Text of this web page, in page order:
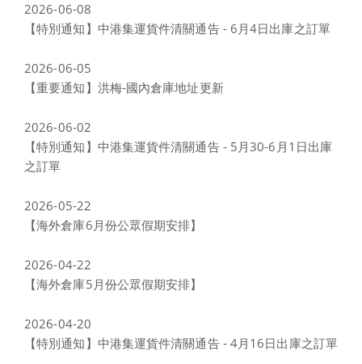
2026-06-08
【特別通知】中港集運貨件清關通告 - 6月4日出庫之訂單
2026-06-05
【重要通知】洪梅-國內倉庫地址更新
2026-06-02
【特別通知】中港集運貨件清關通告 - 5月30-6月1日出庫
之訂單
2026-05-22
【海外倉庫6月份公眾假期安排】
2026-04-22
【海外倉庫5月份公眾假期安排】
2026-04-20
【特別通知】中港集運貨件清關通告 - 4月16日出庫之訂單